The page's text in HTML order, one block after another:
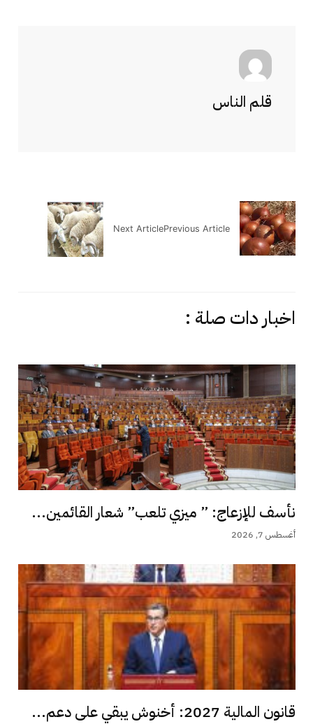
قلم الناس
Previous Article
Next Article
اخبار دات صلة :
نأسف للإزعاج: ” ميزي تلعب” شعار القائمين...
أغسطس 7, 2026
قانون المالية 2027: أخنوش يبقي على دعم...